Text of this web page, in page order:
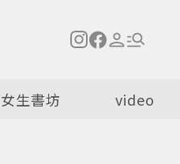
女生書坊 video